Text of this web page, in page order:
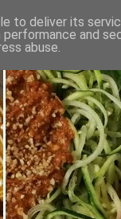
to deliver its
performance and
abuse.